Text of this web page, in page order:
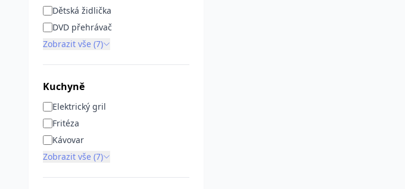
Dětská židlička
DVD přehrávač
Zobrazit vše (7)
Kuchyně
Elektrický gril
Fritéza
Kávovar
Zobrazit vše (7)